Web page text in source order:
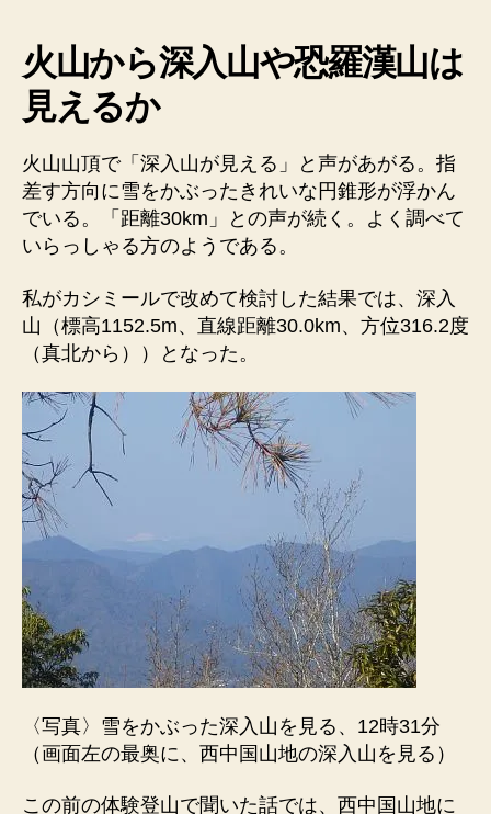
火山から深入山や恐羅漢山は
見えるか
火山山頂で「深入山が見える」と声があがる。指
差す方向に雪をかぶったきれいな円錐形が浮かん
でいる。「距離30km」との声が続く。よく調べて
いらっしゃる方のようである。
私がカシミールで改めて検討した結果では、深入
山（標高1152.5m、直線距離30.0km、方位316.2度
（真北から））となった。
〈写真〉雪をかぶった深入山を見る、12時31分
（画面左の最奥に、西中国山地の深入山を見る）
この前の体験登山で聞いた話では、西中国山地に